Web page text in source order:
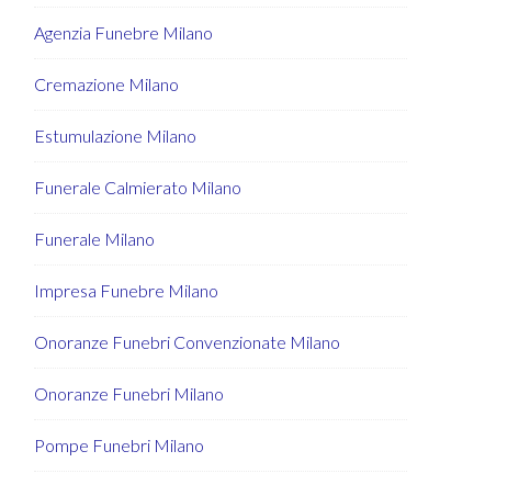
Agenzia Funebre Milano
Cremazione Milano
Estumulazione Milano
Funerale Calmierato Milano
Funerale Milano
Impresa Funebre Milano
Onoranze Funebri Convenzionate Milano
Onoranze Funebri Milano
Pompe Funebri Milano